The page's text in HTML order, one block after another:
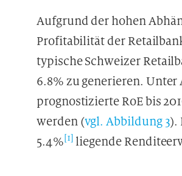
Aufgrund der hohen
Profitabilität der
typische Schweizer
6.8% zu generieren.
prognostizierte RoE bis
werden (vgl. Abbildung 3).
5.4%[1] liegende